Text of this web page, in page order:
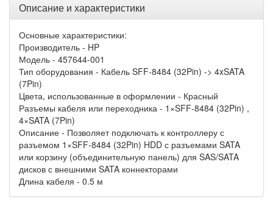
Описание и характеристики
Основные характеристики:
Производитель - HP
Модель - 457644-001
Тип оборудования - Кабель SFF-8484 (32Pin) -> 4xSATA
(7Pin)
Цвета, использованные в оформлении - Красный
Разъемы кабеля или переходника - 1×SFF-8484 (32Pin) ,
4×SATA (7Pin)
Описание - Позволяет подключать к контроллеру с
разъемом 1×SFF-8484 (32Pin) HDD с разъемами SATA
или корзину (объединительную панель) для SAS/SATA
дисков с внешними SATA коннекторами
Длина кабеля - 0.5 м